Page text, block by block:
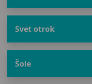
Svet otrok
Šole